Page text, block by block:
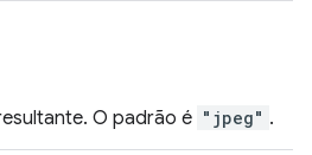
O padrão é "jpeg" .